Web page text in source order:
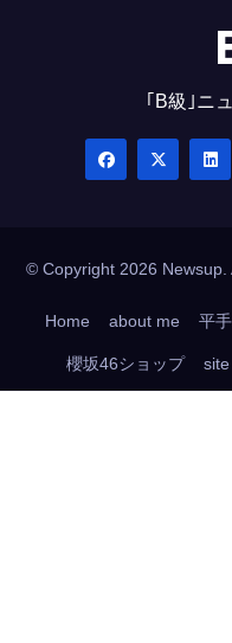
｢B級｣ニ
© Copyright 2026 Newsup.
Home about me 平
櫻坂46ショップ